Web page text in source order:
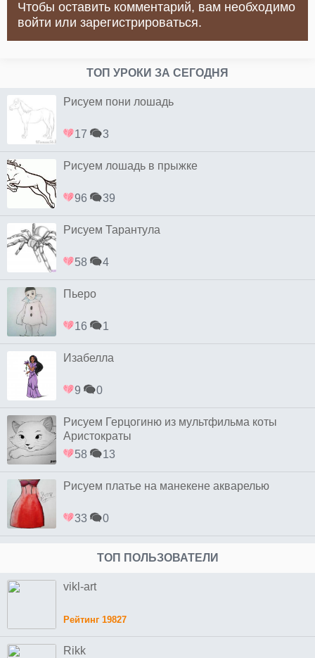
Чтобы оставить комментарий, вам необходимо
войти или зарегистрироваться.
ТОП УРОКИ ЗА СЕГОДНЯ
Рисуем пони лошадь
17 3
Рисуем лошадь в прыжке
96 39
Рисуем Тарантула
58 4
Пьеро
16 1
Изабелла
9 0
Рисуем Герцогиню из мультфильма коты
Аристократы
58
13
Рисуем платье на манекене акварелью
33 0
ТОП ПОЛЬЗОВАТЕЛИ
vikl-art
Рейтинг 19827
Rikk